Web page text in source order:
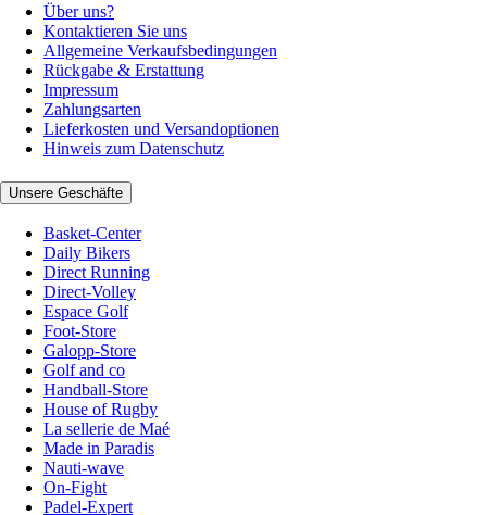
Über uns?
Kontaktieren Sie uns
Allgemeine Verkaufsbedingungen
Rückgabe & Erstattung
Impressum
Zahlungsarten
Lieferkosten und Versandoptionen
Hinweis zum Datenschutz
Unsere Geschäfte
Basket-Center
Daily Bikers
Direct Running
Direct-Volley
Espace Golf
Foot-Store
Galopp-Store
Golf and co
Handball-Store
House of Rugby
La sellerie de Maé
Made in Paradis
Nauti-wave
On-Fight
Padel-Expert